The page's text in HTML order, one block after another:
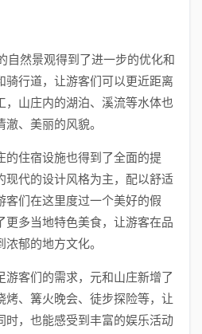
然景观得到了进一步的优化和
骑行道，让游客们可以更近距离
，山庄内的湖泊、溪流等水体也
、美丽的风貌。
的住宿设施也得到了全面的提
现代的设计风格为主，配以舒适
客们在这里度过一个美好的假
更多当地特色美食，让游客在品
郁的地方文化。
游客们的需求，元和山庄新增了
烤、篝火晚会、徒步探险等，让
时，也能感受到丰富的娱乐活动